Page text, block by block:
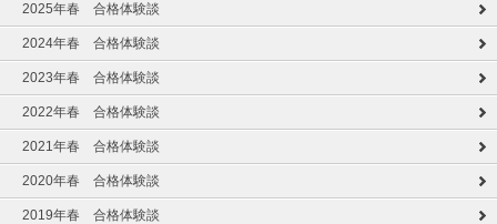
2025年春 合格体験談
2024年春 合格体験談
2023年春 合格体験談
2022年春 合格体験談
2021年春 合格体験談
2020年春 合格体験談
2019年春 合格体験談